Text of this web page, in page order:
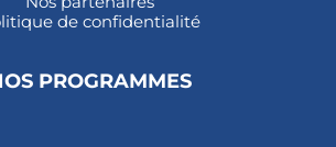
de confidentialité
PROGRAMMES